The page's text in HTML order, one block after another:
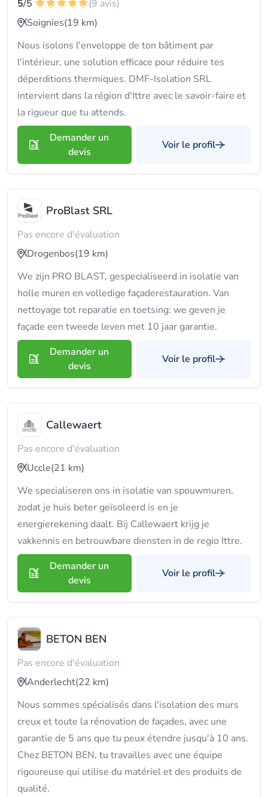
5/5
(9 avis)
Soignies(19 km)
Nous isolons l'enveloppe de ton bâtiment par
l'intérieur, une solution efficace pour réduire tes
déperditions thermiques. DMF-Isolation SRL
intervient dans la région d'Ittre avec le savoir-faire et
la rigueur que tu attends.
Demander un
devis
Voir le profil
ProBlast SRL
Pas encore d'évaluation
Drogenbos(19 km)
We zijn PRO BLAST, gespecialiseerd in isolatie van
holle muren en volledige façaderestauration. Van
nettoyage tot reparatie en toetsing: we geven je
façade een tweede leven met 10 jaar garantie.
Demander un
devis
Voir le profil
Callewaert
Pas encore d'évaluation
Uccle(21 km)
We specialiseren ons in isolatie van spouwmuren,
zodat je huis beter geïsoleerd is en je
energierekening daalt. Bij Callewaert krijg je
vakkennis en betrouwbare diensten in de regio Ittre.
Demander un
devis
Voir le profil
BETON BEN
Pas encore d'évaluation
Anderlecht(22 km)
Nous sommes spécialisés dans l'isolation des murs
creux et toute la rénovation de façades, avec une
garantie de 5 ans que tu peux étendre jusqu'à 10 ans.
Chez BETON BEN, tu travailles avec une équipe
rigoureuse qui utilise du matériel et des produits de
qualité.